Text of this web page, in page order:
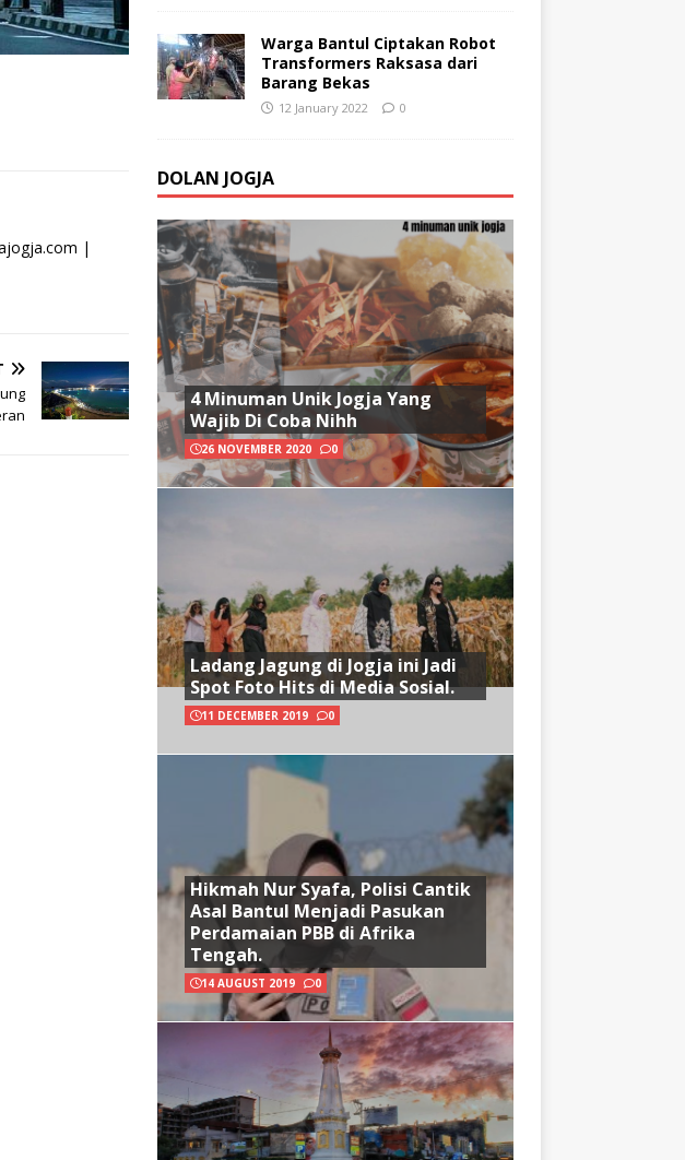
|
Warga Bantul Ciptakan Robot
Transformers Raksasa dari
Barang Bekas
12 January 2022 0
DOLAN JOGJA
4 Minuman Unik Jogja Yang
Wajib Di Coba Nihh
26 NOVEMBER 2020 0
Ladang Jagung di Jogja ini Jadi
Spot Foto Hits di Media Sosial.
11 DECEMBER 2019 0
Hikmah Nur Syafa, Polisi Cantik
Asal Bantul Menjadi Pasukan
Perdamaian PBB di Afrika
Tengah.
14 AUGUST 2019 0